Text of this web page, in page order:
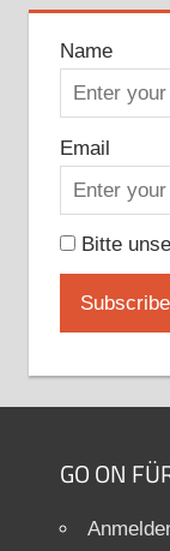
Name
Email
Bitte
GO ON